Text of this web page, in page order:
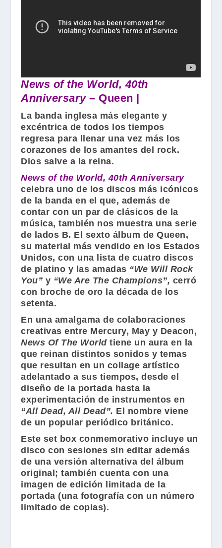
News of the World, 40th
Anniversary– Queen |
La banda inglesa más elegante y
excéntrica de todos los tiempos
regresa para llenar una vez más los
corazones de los amantes del rock.
Dios salve a la reina.
News of the World, 40th Anniversary
celebra uno de los discos más icónicos
de la banda en el que, además de
contar con un par de clásicos de la
música, también nos muestra una serie
de lados B. El sexto álbum deQueen,
su material más vendido en los Estados
Unidos, con una lista de cuatro discos
de platino y las amadas “We Will Rock
You” y “We Are The Champions”, cerró
con broche de oro la década de los
setenta.
En una amalgama de colaboraciones
creativas entre Mercury, May y Deacon,
News Of The Worldtiene un aura en la
que reinan distintos sonidos y temas
que resultan en un collage artístico
adelantado a sus tiempos, desde el
diseño de la portada hasta la
experimentación de instrumentos en
“All Dead, All Dead”. El nombre viene
de un popular periódico británico.
Este set box conmemorativo incluye un
disco con sesiones sin editar además
de una versión alternativa del álbum
original; también cuenta con una
imagen de edición limitada de la
portada (una fotografía con un número
limitado de copias).